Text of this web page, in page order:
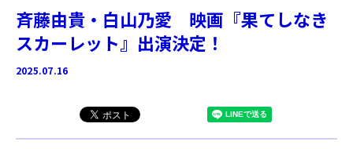
斉藤由貴・白山乃愛 映画『果てしなき
スカーレット』出演決定！
2025.07.16